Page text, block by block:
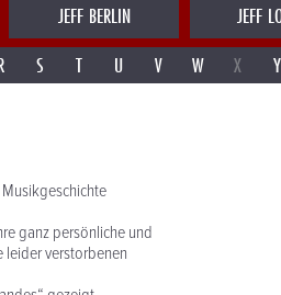
JEFF BERLIN JEFF
S T U V W X Y
ganz persönliche und
leider verstorbenen